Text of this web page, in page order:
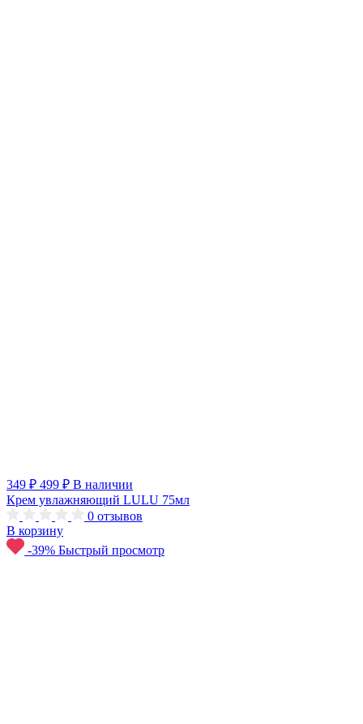
349 ₽ 499 ₽ В наличии
Крем увлажняющий LULU 75мл
0 отзывов
В корзину
-39% Быстрый просмотр